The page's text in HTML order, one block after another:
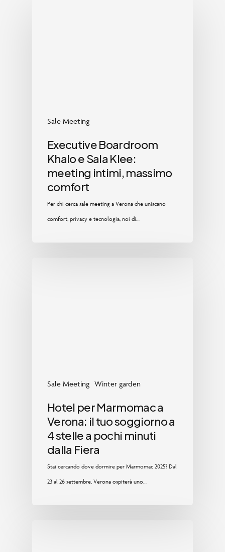
Sale Meeting
Executive Boardroom
Khalo e Sala Klee:
meeting intimi, massimo
comfort
Per chi cerca sale meeting a Verona che uniscano
comfort, privacy e tecnologia, noi di…
Sale Meeting Winter garden
Hotel per Marmomac a
Verona: il tuo soggiorno a
4 stelle a pochi minuti
dalla Fiera
Stai cercando dove dormire per Marmomac 2025? Dal
23 al 26 settembre, Verona ospiterà uno…